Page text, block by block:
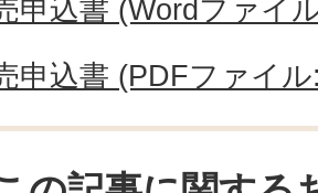
申込書 (Wordファイ
申込書 (PDFファイ